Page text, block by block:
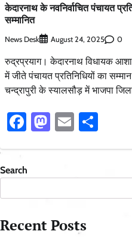
केदारनाथ के नवनिर्वाचित पंचायत
सम्मानित
News Desk August 24, 2025 0
रुद्रप्रयाग। केदारनाथ विधायक आशा
में जीते पंचायत प्रतिनिधियों का
चन्द्रापुरी के स्यालसौड़ में भाजपा
Facebook
Mastodon
Email
Search
Recent Posts